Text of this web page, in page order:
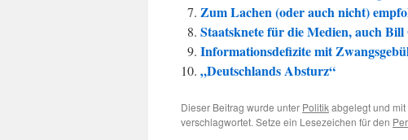
Zum Lachen (oder auch nicht)
Staatsknete für die Medien, auch Bill
Informationsdefizite mit
„Deutschlands Absturz“
Dieser Beitrag wurde unter Politikabgelegt und mit
verschlagwortet. Setze ein Lesezeichen für den